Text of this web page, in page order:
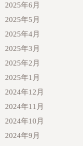
2025年6月
2025年5月
2025年4月
2025年3月
2025年2月
2025年1月
2024年12月
2024年11月
2024年10月
2024年9月